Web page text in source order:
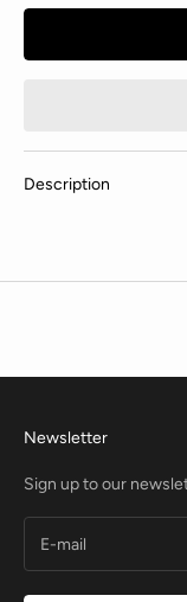
Description
Newsletter
Sign up to our